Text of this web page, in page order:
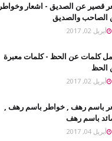
قصير عن الصديق - اشعار وخواطر
الصاحب والصديق
أبريل 02, 2017
كلمات عن الحظ - كلمات معبرة
الحظ
أبريل 02, 2017
باسم رهف , خواطر باسم رهف ,
باسم رهف
أبريل 04, 2017